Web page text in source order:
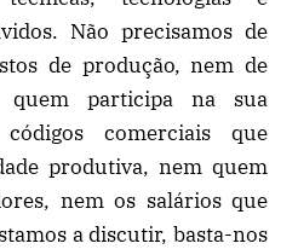
Não precisamos de
de produção, nem de
quem participa na sua
comerciais que
produtiva, nem quem
nem os salários que
a discutir, basta-nos